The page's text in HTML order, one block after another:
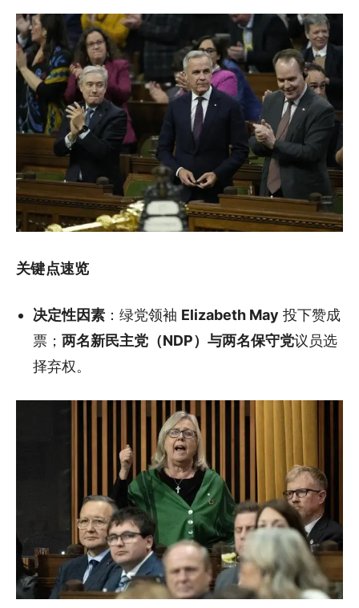
关键点速览
决定性因素 ：绿党领袖 Elizabeth May 投下赞成
票； 两名新民主党（NDP）与两名保守党议员选
择弃权。